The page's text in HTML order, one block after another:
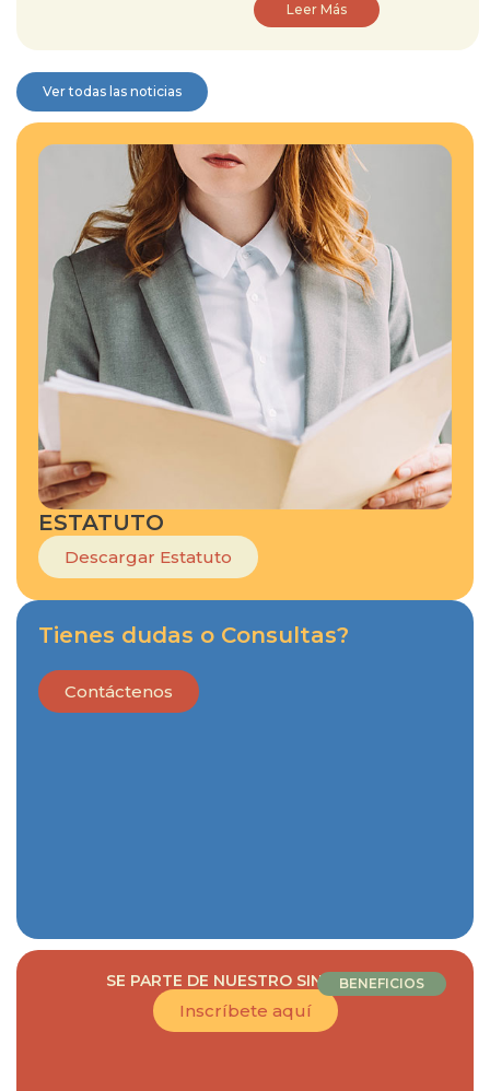
Leer Más
Ver todas las noticias
ESTATUTO
Descargar Estatuto
Tienes dudas o Consultas?
Contáctenos
SE PARTE DE NUESTRO SINDICATO
Inscríbete aquí
BENEFICIOS